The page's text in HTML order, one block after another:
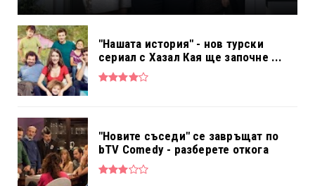
"Нашата история" - нов турски
сериал с Хазал Кая ще започне ...
"Новите съседи" се завръщат по
bTV Comedy - разберете откога